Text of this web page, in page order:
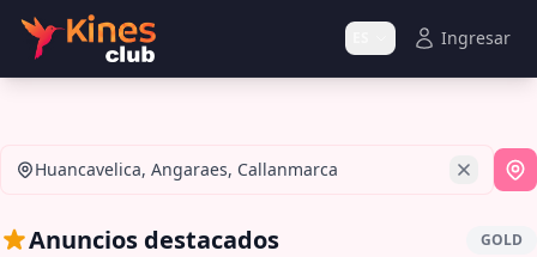
Ingresar
Huancavelica, Angaraes, Callanmarca
Anuncios destacados GOLD